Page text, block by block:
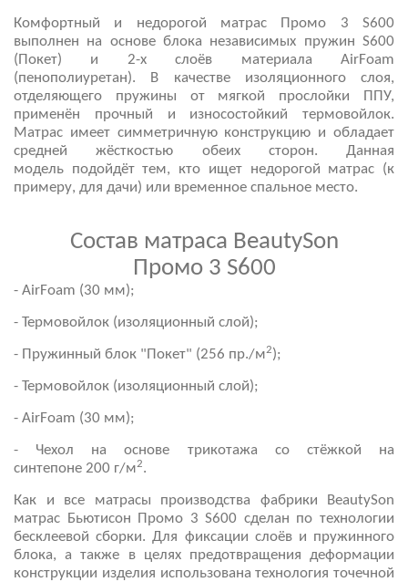
Комфортный и недорогой матрас Промо 3 S600
выполнен на основе блока независимых пружин S600
(Покет) и 2-х слоёв материала AirFoam
(пенополиуретан). В качестве изоляционного слоя,
отделяющего пружины от мягкой прослойки ППУ,
применён прочный и износостойкий термовойлок.
Матрас имеет симметричную конструкцию и обладает
средней жёсткостью обеих сторон. Данная
модель подойдёт тем, кто ищет недорогой матрас (к
примеру, для дачи) или временное спальное место.
Состав матраса BeautySon
Промо 3 S600
- AirFoam (30 мм);
- Термовойлок (изоляционный слой);
- Пружинный блок "Покет" (256 пр./м2);
- Термовойлок (изоляционный слой);
- AirFoam (30 мм);
- Чехол на основе трикотажа со стёжкой на
синтепоне 200 г/м2.
Как и все матрасы производства фабрики BeautySon
матрас Бьютисон Промо 3 S600 сделан по технологии
бесклеевой сборки. Для фиксации слоёв и пружинного
блока, а также в целях предотвращения деформации
конструкции изделия использована технология точечной